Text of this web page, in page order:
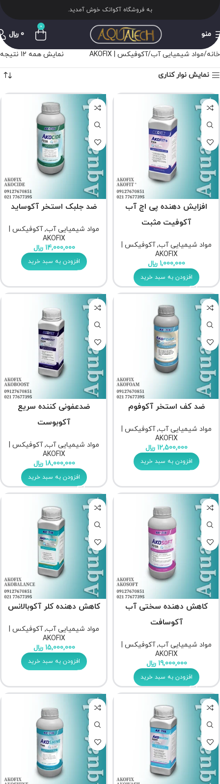
به فروشگاه آکواتک خوش آمدید.
منو
0
0 ﷼
خانه مواد شیمیایی آب آکوفیکس | AKOFIX نمایش همه 12 نتیجه
نمایش نوار کناری
افزایش دهنده پی اچ آب
آکوفیت مثبت
مواد شیمیایی آب,آکوفیکس |
AKOFIX
1,000,000 ﷼
افزودن به سبد خرید
ضد جلبک استخر آکوساید
مواد شیمیایی آب,آکوفیکس |
AKOFIX
14,000,000 ﷼
افزودن به سبد خرید
ضد کف استخر آکوفوم
مواد شیمیایی آب,آکوفیکس |
AKOFIX
12,500,000 ﷼
افزودن به سبد خرید
ضدعفونی کننده سریع
آکوبوست
مواد شیمیایی آب,آکوفیکس |
AKOFIX
18,000,000 ﷼
افزودن به سبد خرید
کاهش دهنده سختی آب
آکوسافت
مواد شیمیایی آب,آکوفیکس |
AKOFIX
19,000,000 ﷼
افزودن به سبد خرید
کاهش دهنده کلر آکوبالانس
مواد شیمیایی آب,آکوفیکس |
AKOFIX
15,000,000 ﷼
افزودن به سبد خرید